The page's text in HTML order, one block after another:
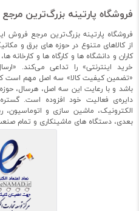
فروشگاه پارتینه بزرگ‌ترین
فروشگاه پارتینه بزرگ‌ترین مرجع فروش
از کالاهای متنوع در حوزه های برق و
کاران و دانشگاه ها و کارگاه ها و
خرید اینترنتی» را تداعی می‌کند.
«تضمین کیفیت کالا» سه اصل مهم است
باشد و با رعایت این سه اصل، هرسال،
دایره‌ی فعالیت خود افزوده است.
الکترونیک، ماشین سازی و اتوماسیون،
بعدی، دستگاه های ماشینکاری و تمام